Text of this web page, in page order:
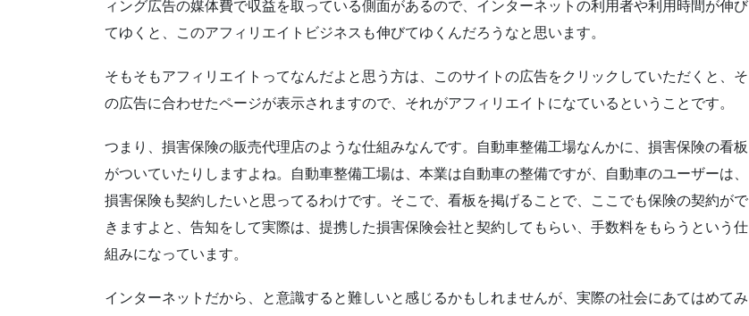
ィング広告の媒体費で収益を取っている側面があるので、インターネットの利用者や利用時間が伸び
てゆくと、このアフィリエイトビジネスも伸びてゆくんだろうなと思います。
そもそもアフィリエイトってなんだよと思う方は、このサイトの広告をクリックしていただくと、そ
の広告に合わせたページが表示されますので、それがアフィリエイトになているということです。
つまり、損害保険の販売代理店のような仕組みなんです。自動車整備工場なんかに、損害保険の看板
がついていたりしますよね。自動車整備工場は、本業は自動車の整備ですが、自動車のユーザーは、
損害保険も契約したいと思ってるわけです。そこで、看板を掲げることで、ここでも保険の契約がで
きますよと、告知をして実際は、提携した損害保険会社と契約してもらい、手数料をもらうという仕
組みになっています。
インターネットだから、と意識すると難しいと感じるかもしれませんが、実際の社会にあてはめてみ